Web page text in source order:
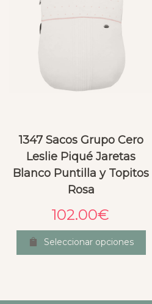
1347 Sacos Grupo Cero
Leslie Piqué Jaretas
Blanco Puntilla y Topitos
Rosa
102.00€
Seleccionar opciones